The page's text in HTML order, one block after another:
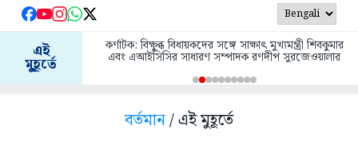
এই
মুহূর্তে
কর্ণাটক: বিক্ষুব্ধ বিধায়কদের সঙ্গে সাক্ষাৎ মুখ্যমন্ত্রী শিবকুমার
এবং এআইসিসির সাধারণ সম্পাদক রণদীপ সুরজেওয়ালার
বর্তমান/ এই মুহূর্তে